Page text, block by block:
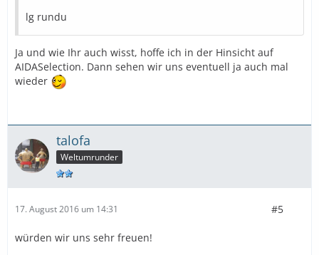
lg rundu
Ja und wie Ihr auch wisst, hoffe ich in der Hinsicht auf
AIDASelection. Dann sehen wir uns eventuell ja auch mal
wieder
talofa
Weltumrunder
17. August 2016 um 14:31 #5
würden wir uns sehr freuen!